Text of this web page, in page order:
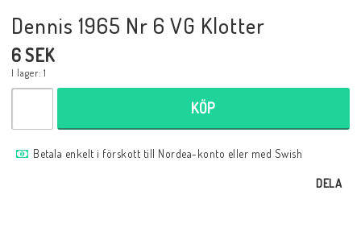
Samlartillbehör
Dennis 1965 Nr 6 VG Klotter
6 SEK
I lager: 1
KÖP
Betala enkelt i förskott till Nordea-konto eller med Swish
DELA